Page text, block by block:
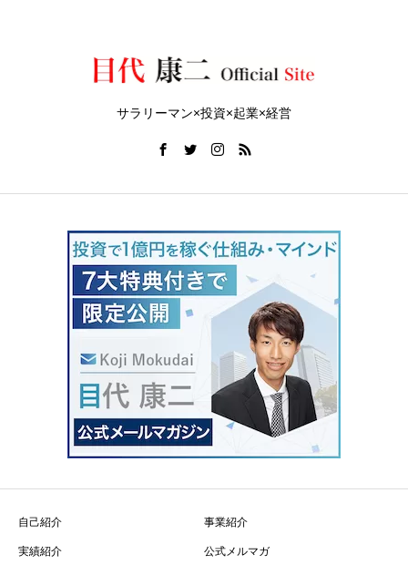
サラリーマン×投資×起業×経営
自己紹介
事業紹介
実績紹介
公式メルマガ